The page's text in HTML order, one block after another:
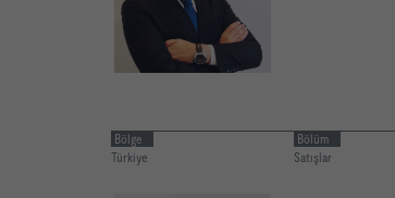
Bölge
Türkiye
Bölüm
Satışlar